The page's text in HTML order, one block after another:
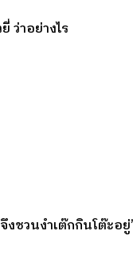
ว่าอย่างไร
งชวนงำเต๊กกินโต๊ะอ